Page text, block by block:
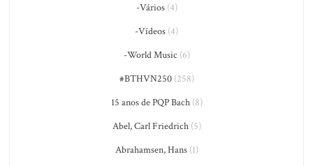
-Vários(4)
-Vídeos (4)
-World Music (6)
#BTHVN250(258)
15 anos de PQP Bach(8)
Abel, Carl Friedrich(5)
Abrahamsen, Hans(1)